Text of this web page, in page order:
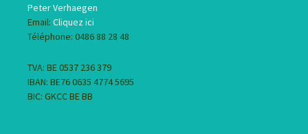
Peter Verhaegen
Email: Cliquez ici
Téléphone: 0486 88 28 48
TVA: BE 0537 236 379
IBAN: BE76 0635 4774 5695
BIC: GKCC BE BB